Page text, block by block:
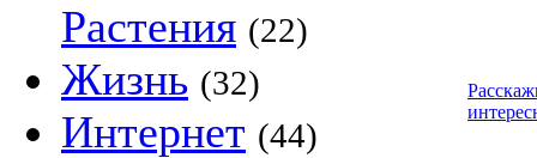
Растения (22)
Жизнь (32)
Интернет (44)